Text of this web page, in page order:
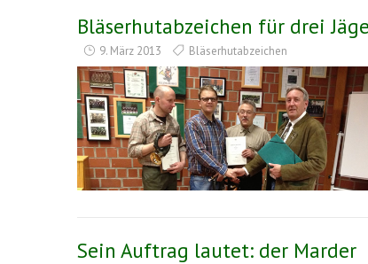
Bläserhutabzeichen für drei
9. März 2013 Bläserhutabzeichen
Sein Auftrag lautet: der Marder